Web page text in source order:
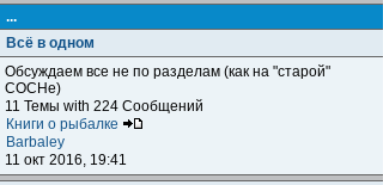
...
Всё в одном
Обсуждаем все не по разделам (как на "старой"
СОСНе)
11 Темы with 224 Сообщений
Книги о рыбалке
Barbaley
11 окт 2016, 19:41